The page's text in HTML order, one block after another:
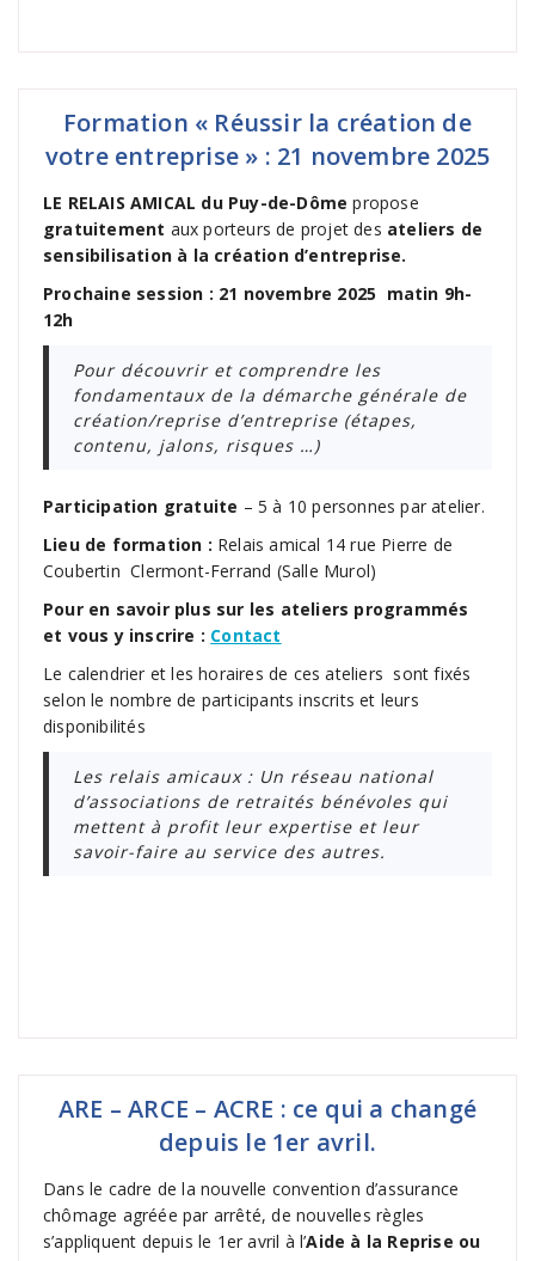
Formation « Réussir la création de
votre entreprise » : 21 novembre 2025
LE RELAIS AMICAL du Puy-de-Dôme propose
gratuitement aux porteurs de projet des ateliers de
sensibilisation à la création d’entreprise.
Prochaine session : 21 novembre 2025 matin 9h-
12h
Pour découvrir et comprendre les
fondamentaux de la démarche générale de
création/reprise d’entreprise (étapes,
contenu, jalons, risques …)
Participation gratuite – 5 à 10 personnes par atelier.
Lieu de formation : Relais amical 14 rue Pierre de
Coubertin Clermont-Ferrand (Salle Murol)
Pour en savoir plus sur les ateliers programmés
et vous y inscrire : Contact
Le calendrier et les horaires de ces ateliers sont fixés
selon le nombre de participants inscrits et leurs
disponibilités
Les relais amicaux : Un réseau national
d’associations de retraités bénévoles qui
mettent à profit leur expertise et leur
savoir-faire au service des autres.
ARE – ARCE – ACRE : ce qui a changé
depuis le 1er avril.
Dans le cadre de la nouvelle convention d’assurance
chômage agréée par arrêté, de nouvelles règles
s’appliquent depuis le 1er avril à l’Aide à la Reprise ou